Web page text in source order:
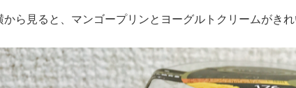
から見ると、マンゴープリンとヨーグルトクリームがきれ